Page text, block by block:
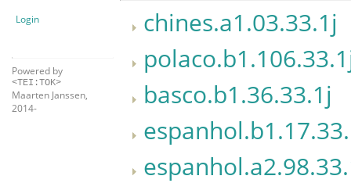
Login
Powered by
<TEI:TOK>
Maarten Janssen,
2014-
chines.a1.03.33.1j
basco.b1.36.33.1j